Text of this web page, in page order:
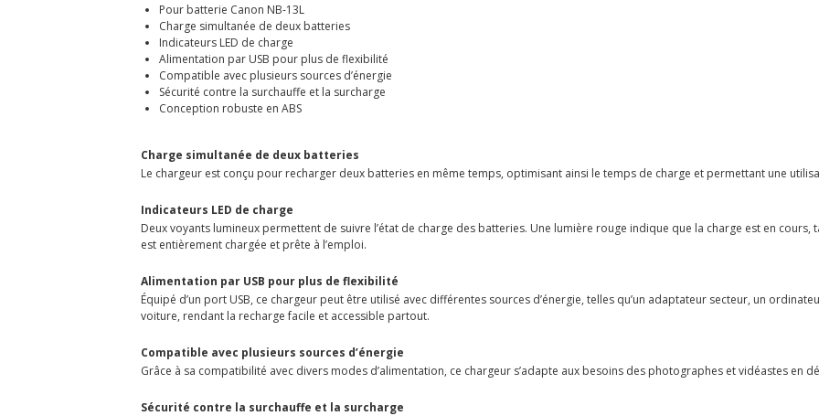
Pour batterie Canon NB-13L
Charge simultanée de deux batteries
Indicateurs LED de charge
Alimentation par USB pour plus de flexibilité
Compatible avec plusieurs sources d’énergie
Sécurité contre la surchauffe et la surcharge
Conception robuste en ABS
Charge simultanée de deux batteries
Le chargeur est conçu pour recharger deux batteries en même temps, optimisant ainsi le temps de charge et permettant une
Indicateurs LED de charge
Deux voyants lumineux permettent de suivre l’état de charge des batteries. Une lumière rouge indique que la charge est en cours,
est entièrement chargée et prête à l’emploi.
Alimentation par USB pour plus de flexibilité
Équipé d’un port USB, ce chargeur peut être utilisé avec différentes sources d’énergie, telles qu’un adaptateur secteur, un
voiture, rendant la recharge facile et accessible partout.
Compatible avec plusieurs sources d’énergie
Grâce à sa compatibilité avec divers modes d’alimentation, ce chargeur s’adapte aux besoins des photographes et vidéastes en
Sécurité contre la surchauffe et la surcharge